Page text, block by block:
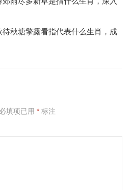
秋塘擎露看指代表什么生肖，成
必填项已用 *标注